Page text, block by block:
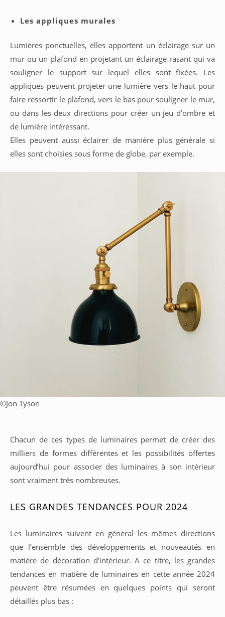
Les appliques murales
Lumières ponctuelles, elles apportent un éclairage sur un
mur ou un plafond en projetant un éclairage rasant qui va
souligner le support sur lequel elles sont fixées. Les
appliques peuvent projeter une lumière vers le haut pour
faire ressortir le plafond, vers le bas pour souligner le mur,
ou dans les deux directions pour créer un jeu d’ombre et
de lumière intéressant.
Elles peuvent aussi éclairer de manière plus générale si
elles sont choisies sous forme de globe, par exemple.
©Jon Tyson
Chacun de ces types de luminaires permet de créer des
milliers de formes différentes et les possibilités offertes
aujourd’hui pour associer des luminaires à son intérieur
sont vraiment très nombreuses.
LES GRANDES TENDANCES POUR 2024
Les luminaires suivent en général les mêmes directions
que l’ensemble des développements et nouveautés en
matière de décoration d’intérieur. A ce titre, les grandes
tendances en matière de luminaires en cette année 2024
peuvent être résumées en quelques points qui seront
détaillés plus bas :